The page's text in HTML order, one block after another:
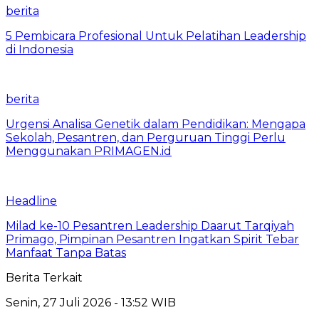
berita
5 Pembicara Profesional Untuk Pelatihan Leadership
di Indonesia
berita
Urgensi Analisa Genetik dalam Pendidikan: Mengapa
Sekolah, Pesantren, dan Perguruan Tinggi Perlu
Menggunakan PRIMAGEN.id
Headline
Milad ke-10 Pesantren Leadership Daarut Tarqiyah
Primago, Pimpinan Pesantren Ingatkan Spirit Tebar
Manfaat Tanpa Batas
Berita Terkait
Senin, 27 Juli 2026 - 13:52 WIB